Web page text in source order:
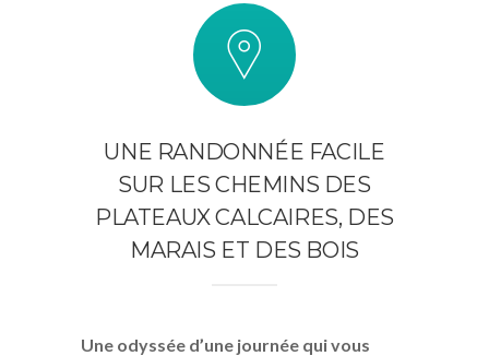
UNE RANDONNÉE FACILE
SUR LES CHEMINS DES
PLATEAUX CALCAIRES, DES
MARAIS ET DES BOIS
Une odyssée d’une journée qui vous